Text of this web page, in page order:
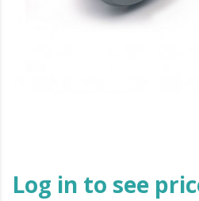
Log in to see